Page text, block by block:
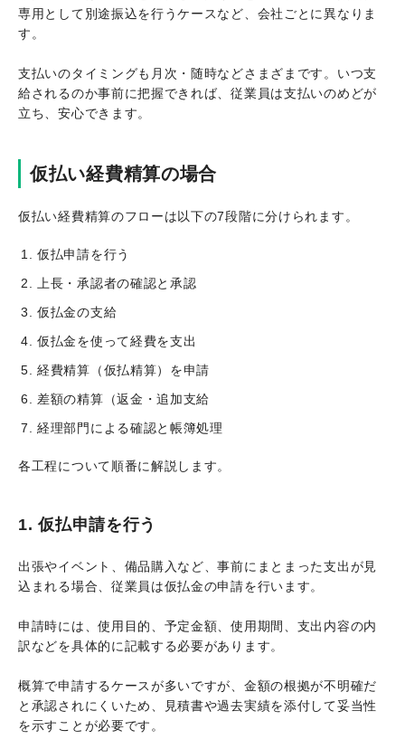
専用として別途振込を行うケースなど、会社ごとに異なりま
す。
支払いのタイミングも月次・随時などさまざまです。いつ支
給されるのか事前に把握できれば、従業員は支払いのめどが
立ち、安心できます。
仮払い経費精算の場合
仮払い経費精算のフローは以下の7段階に分けられます。
仮払申請を行う
上長・承認者の確認と承認
仮払金の支給
仮払金を使って経費を支出
経費精算（仮払精算）を申請
差額の精算（返金・追加支給
経理部門による確認と帳簿処理
各工程について順番に解説します。
1. 仮払申請を行う
出張やイベント、備品購入など、事前にまとまった支出が見
込まれる場合、従業員は仮払金の申請を行います。
申請時には、使用目的、予定金額、使用期間、支出内容の内
訳などを具体的に記載する必要があります。
概算で申請するケースが多いですが、金額の根拠が不明確だ
と承認されにくいため、見積書や過去実績を添付して妥当性
を示すことが必要です。